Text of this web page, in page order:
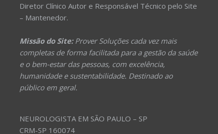
Diretor Clínico Autor e Responsável Técnico pelo Site
– Mantenedor.
Missão do Site:Prover Soluções cada vez mais
completas de forma facilitada para a gestão da saúde
e o bem-estar das pessoas, com excelência,
humanidade e sustentabilidade. Destinado ao
público em geral.
NEUROLOGISTA EM SÃO PAULO – SP
CRM-SP 160074